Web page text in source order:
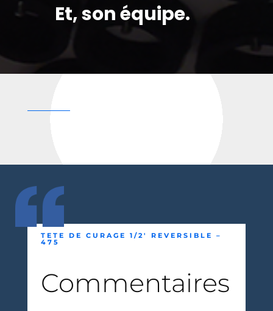
Et, son équipe.
TETE DE CURAGE 1/2′ REVERSIBLE –
475
Commentaires